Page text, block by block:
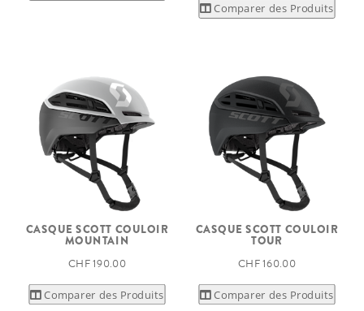
Comparer des Produits
CASQUE SCOTT COULOIR
MOUNTAIN
CHF 190.00
Comparer des Produits
CASQUE SCOTT COULOIR
TOUR
CHF 160.00
Comparer des Produits